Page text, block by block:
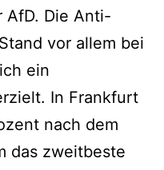
AfD. Die Anti-
vor allem bei
ein
In Frankfurt
nach dem
das zweitbeste